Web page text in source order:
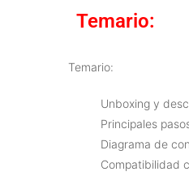
Temario:
Temario:
Unboxing y
Principales
Diagrama de
Compatibilidad